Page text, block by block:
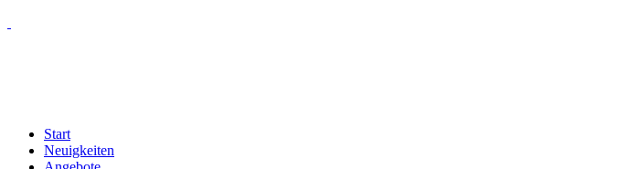
Start
Neuigkeiten